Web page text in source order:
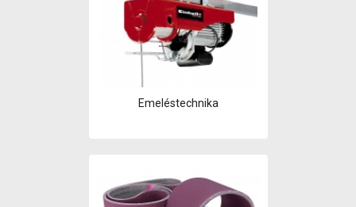
Emeléstechnika